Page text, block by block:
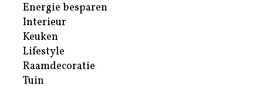
Energie besparen
Interieur
Keuken
Lifestyle
Raamdecoratie
Tuin